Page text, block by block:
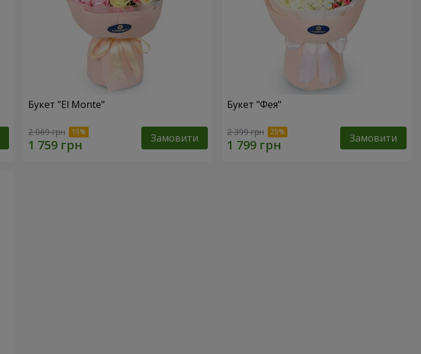
Букет "El Monte"
2 069 грн Замовити
Букет "Фея"
2 399 грн Замовити